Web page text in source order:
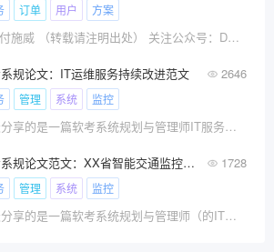
订单 用户 方案
文 | 付施威 （转载请注明出处） 关注公众号：DDD和??
规论文：IT运维服务持续改进范文 2646
管理 系统 监控
今天分享的是一篇软考系统规划与管理师IT服务持续改进的论文。
软考系规论文范文：XX省智能交通监控系统运维服务项目 1728
管理 系统 监控
今天分享的是一篇软考系统规划与管理师（的IT服务持续改进的论文。